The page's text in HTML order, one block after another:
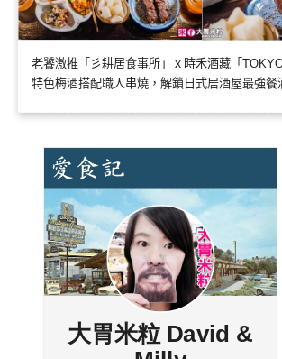
老饕激推「彡耕居食事所」ｘ時禾酒藏「
特色梅酒搭配職人串燒，解鎖日式居酒屋最強餐